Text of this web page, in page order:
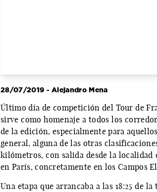
28/07/2019 - Alejandro Mena
Último día de competición del Tour de
sirve como homenaje a todos los
de la edición, especialmente para
general, alguna de las otras
kilómetros, con salida desde la localidad
en París, concretamente en los Campos
Una etapa que arrancaba a las 18:25 de